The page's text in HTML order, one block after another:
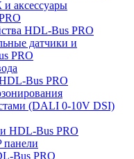
аксессуары
HDL-Bus PRO
датчики и
PRO
Bus PRO
(DALI 0-10V DSI)
HDL-Bus PRO
Bus PRO